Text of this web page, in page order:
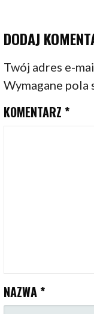
DODAJ
Twój adres e-
Wymagane pola
KOMENTARZ *
NAZWA *